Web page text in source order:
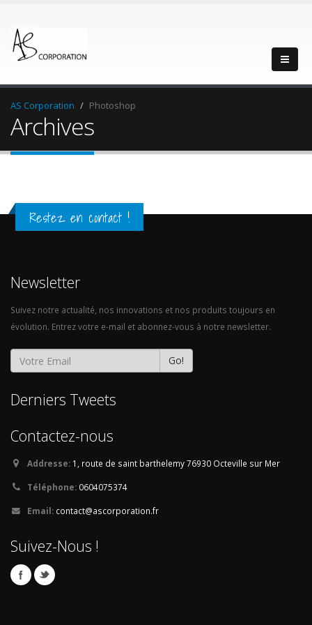
AS Corporation Photoshop
Archives
Restez en contact !
Newsletter
Suivez notre actualité, nos innovations et nos produits toujours en
évolution. Entrez votre e-mail et abonnez-vous à notre newsletter.
Go!
Derniers Tweets
Contactez-nous
Addresse: 1, route de saint barthelemy76930 Octeville sur Mer
Téléphone: 0604075374
Email: contact@ascorporation.fr
Suivez-Nous !